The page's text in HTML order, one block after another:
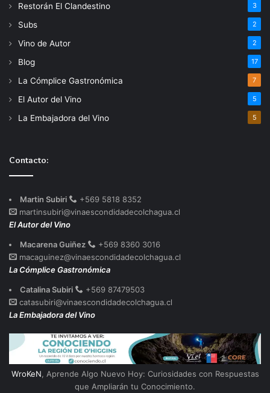
Restorán El Clandestino 3
Subs 2
Vino de Autor 2
Blog 17
La Cómplice Gastronómica 7
El Autor del Vino 5
La Embajadora del Vino 5
Contacto:
Martin Subiri
+569 5818 8352
martinsubiri@vinaescondidadecolchagua.cl
El Autor del Vino
Macarena Guiñez
+569 8360 3016
macaguinez@vinaescondidadecolchagua.cl
La Cómplice Gastronómica
Catalina Subiri
+569 87479503
catasubiri@vinaescondidadecolchagua.cl
La Embajadora del Vino
WroKeN, Aprende Algo Nuevo Hoy: Curiosidades con Respuestas
que Ampliarán tu Conocimiento.